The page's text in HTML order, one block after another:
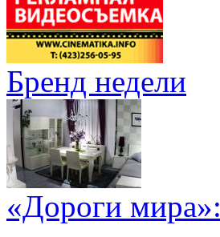
Бренд недели
«Дороги